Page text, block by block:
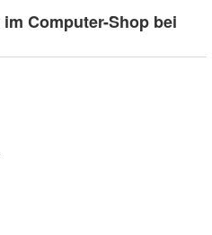
Computer-Shop bei